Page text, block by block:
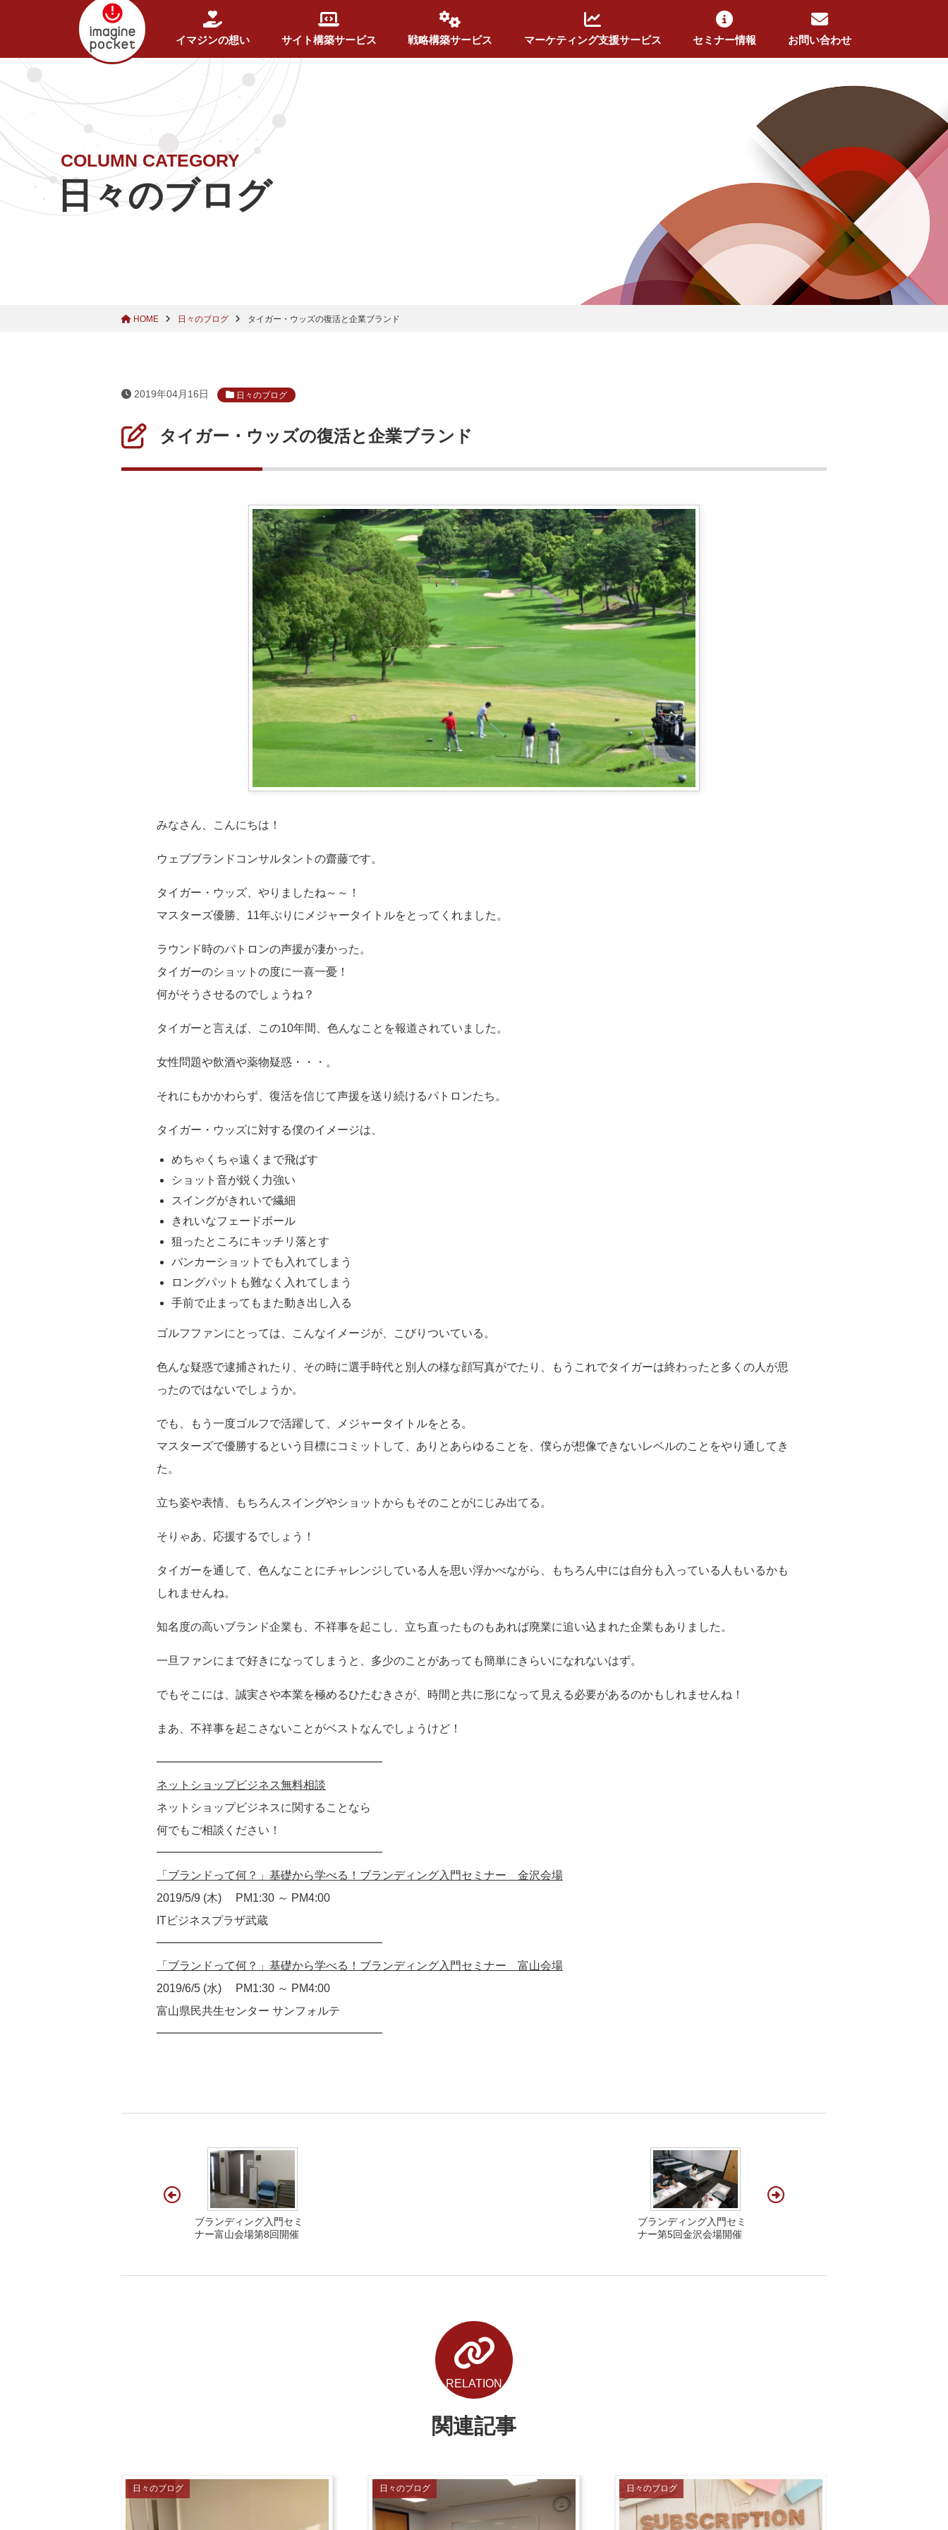
イマジンの想い サイト構築サービス 戦略構築サービス マーケティング支援サービス セミナー情報 お問い合わせ
COLUMN CATEGORY
日々のブログ
HOME 日々のブログ タイガー・ウッズの復活と企業ブランド
2019年04月16日 日々のブログ
タイガー・ウッズの復活と企業ブランド
みなさん、こんにちは！
ウェブブランドコンサルタントの齋藤です。
タイガー・ウッズ、やりましたね～～！
マスターズ優勝、11年ぶりにメジャータイトルをとってくれました。
ラウンド時のパトロンの声援が凄かった。
タイガーのショットの度に一喜一憂！
何がそうさせるのでしょうね？
タイガーと言えば、この10年間、色んなことを報道されていました。
女性問題や飲酒や薬物疑惑・・・。
それにもかかわらず、復活を信じて声援を送り続けるパトロンたち。
タイガー・ウッズに対する僕のイメージは、
めちゃくちゃ遠くまで飛ばす
ショット音が鋭く力強い
スイングがきれいで繊細
きれいなフェードボール
狙ったところにキッチリ落とす
バンカーショットでも入れてしまう
ロングパットも難なく入れてしまう
手前で止まってもまた動き出し入る
ゴルフファンにとっては、こんなイメージが、こびりついている。
色んな疑惑で逮捕されたり、その時に選手時代と別人の様な顔写真がでたり、もうこれでタイガーは終わったと多くの人が思
ったのではないでしょうか。
でも、もう一度ゴルフで活躍して、メジャータイトルをとる。
マスターズで優勝するという目標にコミットして、ありとあらゆることを、僕らが想像できないレベルのことをやり通してき
た。
立ち姿や表情、もちろんスイングやショットからもそのことがにじみ出てる。
そりゃあ、応援するでしょう！
タイガーを通して、色んなことにチャレンジしている人を思い浮かべながら、もちろん中には自分も入っている人もいるかも
しれませんね。
知名度の高いブランド企業も、不祥事を起こし、立ち直ったものもあれば廃業に追い込まれた企業もありました。
一旦ファンにまで好きになってしまうと、多少のことがあっても簡単にきらいになれないはず。
でもそこには、誠実さや本業を極めるひたむきさが、時間と共に形になって見える必要があるのかもしれませんね！
まあ、不祥事を起こさないことがベストなんでしょうけど！
━━━━━━━━━━━━━━━━━━━━
ネットショップビジネス無料相談
ネットショップビジネスに関することなら
何でもご相談ください！
━━━━━━━━━━━━━━━━━━━━
「ブランドって何？」基礎から学べる！ブランディング入門セミナー 金沢会場
2019/5/9 (木) PM1:30 ～ PM4:00
ITビジネスプラザ武蔵
━━━━━━━━━━━━━━━━━━━━
「ブランドって何？」基礎から学べる！ブランディング入門セミナー 富山会場
2019/6/5 (水) PM1:30 ～ PM4:00
富山県民共生センター サンフォルテ
━━━━━━━━━━━━━━━━━━━━
ブランディング入門セミ
ナー富山会場第8回開催
ブランディング入門セミ
ナー第5回金沢会場開催
RELATION
関連記事
日々のブログ 日々のブログ 日々のブログ